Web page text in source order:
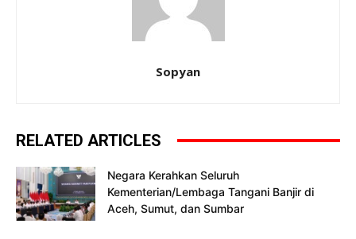
Sopyan
RELATED ARTICLES
Negara Kerahkan Seluruh
Kementerian/Lembaga Tangani Banjir di
Aceh, Sumut, dan Sumbar